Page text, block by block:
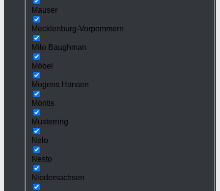
Mauser
Mecklenburg-Vorpommern
Milo Baughman
Möbel
Mogens Hansen
Montis
Musterring
Nelo
Nesto
Niedersachsen